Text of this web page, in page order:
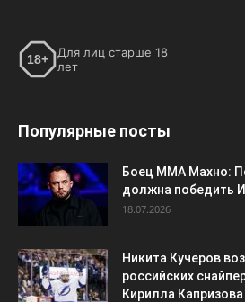
18+
Для лиц старше 18
лет
Популярные посты
Боец ММА Махно:
должна победить
18.07.2026
Никита Кучеров
российских
Кирилла Капризова